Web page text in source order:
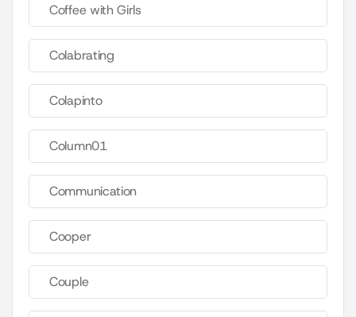
Coffee with Girls
Colabrating
Colapinto
Column01
Communication
Cooper
Couple